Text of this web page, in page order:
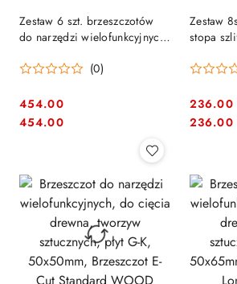
Zestaw 6 szt. brzeszczotów
do narzędzi wielofunkcyjnych,
STARLOCKPLUS WOOD &
(0)
Cena:
454.00
Cena:
454.00
Zestaw
stopa
Cena:
236.00
Cena:
236.00